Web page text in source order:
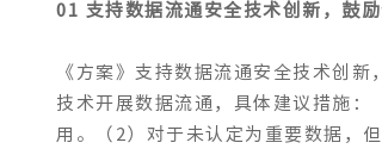
01 支持数据流通安全技术创新，鼓
《方案》支持数据流通安全技术创
技术开展数据流通，具体建议措施：
用。（2）对于未认定为重要数据，